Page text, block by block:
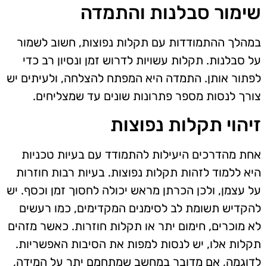
שימור סבלנות והתמדה
במהלך ההתמודדות עם תקלות נפוצות, חשוב לשמור
על סבלנות. תקלות עשויות לדרוש זמן ונסיון רב כדי
לפתור אותן. התמדה היא המפתח להצלחה, ולעיתים יש
צורך לנסות מספר פתרונות שונים עד שמצליחים.
זיהוי תקלות נפוצות
אחת מהדרכים היעילות להתמודד עם בעיות טכניות
היא ללמוד לזהות תקלות נפוצות. בעיות רבות חוזרות
על עצמן, ולכן הכרתן מראש יכולה לחסוך זמן וכסף. יש
להקדיש תשומת לב לסימנים המקדימים, כמו רעשים
לא מוכרים, חימום יתר או תקלות חוזרות. כאשר מזהים
תקלות אלו, יש לנסות למפות את הסיבות האפשריות.
לדוגמה, אם מדובר במחשב שמתחמם יתר על המידה,